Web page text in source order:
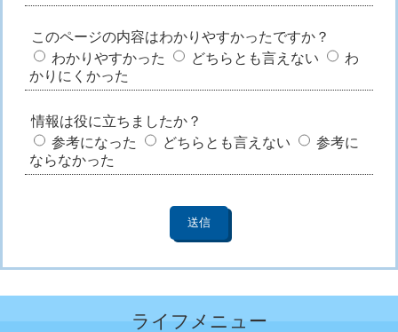
このページの内容はわかりやすかったですか？
わかりやすかった
どちらとも言えない
わ
かりにくかった
情報は役に立ちましたか？
参考になった
どちらとも言えない
参考に
ならなかった
ライフメニュー